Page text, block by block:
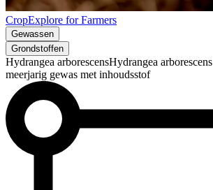
CropExplore for Farmers
Gewassen
Grondstoffen
Hydrangea arborescensHydrangea arborescens
meerjarig gewas met inhoudsstof